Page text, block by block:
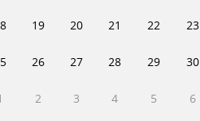
19 20 21 22 23
26 27 28 29 30
2 3 4 5 6